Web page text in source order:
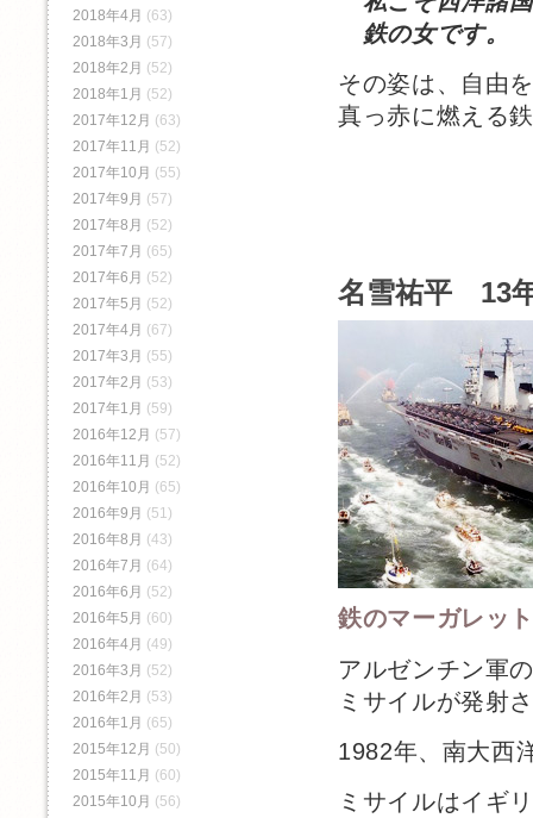
鉄の女です。
その姿は、自由
真っ赤に燃える
名雪祐平 13
鉄のマーガレ
アルゼンチン軍
ミサイルが発射
1982年、南大西
ミサイルはイギ
2018年4月 (63)
2018年3月 (57)
2018年2月 (52)
2018年1月 (52)
2017年12月 (63)
2017年11月 (52)
2017年10月 (55)
2017年9月 (57)
2017年8月 (52)
2017年7月 (65)
2017年6月 (52)
2017年5月 (52)
2017年4月 (67)
2017年3月 (55)
2017年2月 (53)
2017年1月 (59)
2016年12月 (57)
2016年11月 (52)
2016年10月 (65)
2016年9月 (51)
2016年8月 (43)
2016年7月 (64)
2016年6月 (52)
2016年5月 (60)
2016年4月 (49)
2016年3月 (52)
2016年2月 (53)
2016年1月 (65)
2015年12月 (50)
2015年11月 (60)
2015年10月 (56)